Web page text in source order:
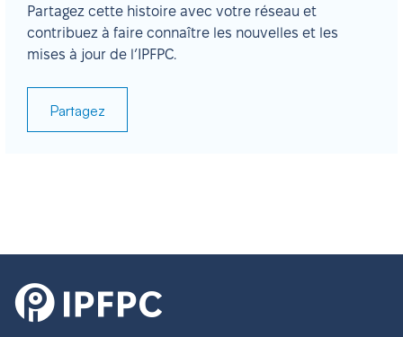
Partagez cette histoire avec votre réseau et
contribuez à faire connaître les nouvelles et les
mises à jour de l’IPFPC.
Partagez